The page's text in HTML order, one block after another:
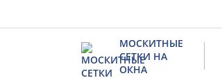
МОСКИТНЫЕ
СЕТКИ НА
ОКНА